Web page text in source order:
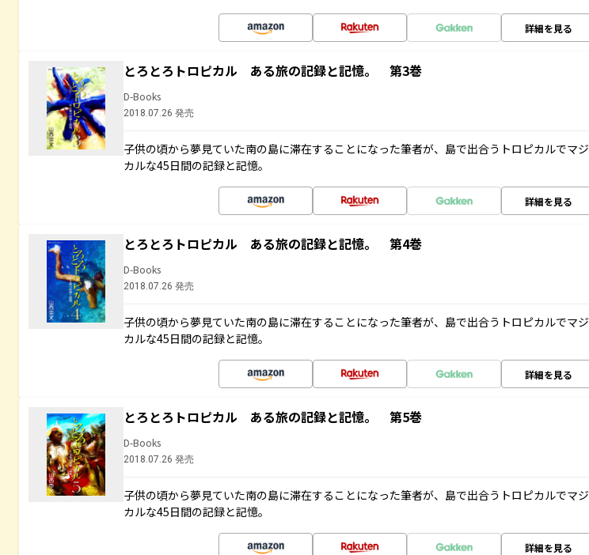
詳細を見る
とろとろトロピカル ある旅の記録と記憶。 第3巻
D-Books
2018.07.26 発売
子供の頃から夢見ていた南の島に滞在することになった筆者が、島で出合うトロピカルでマジ
カルな45日間の記録と記憶。
詳細を見る
とろとろトロピカル ある旅の記録と記憶。 第4巻
D-Books
2018.07.26 発売
子供の頃から夢見ていた南の島に滞在することになった筆者が、島で出合うトロピカルでマジ
カルな45日間の記録と記憶。
詳細を見る
とろとろトロピカル ある旅の記録と記憶。 第5巻
D-Books
2018.07.26 発売
子供の頃から夢見ていた南の島に滞在することになった筆者が、島で出合うトロピカルでマジ
カルな45日間の記録と記憶。
詳細を見る